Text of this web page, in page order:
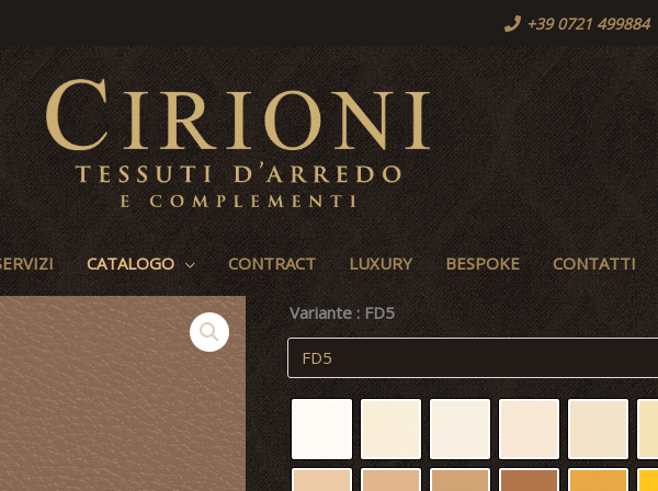
+39 0721 499884
CATALOGO CONTRACT LUXURY BESPOKE CONTATTI
Variante : FD5